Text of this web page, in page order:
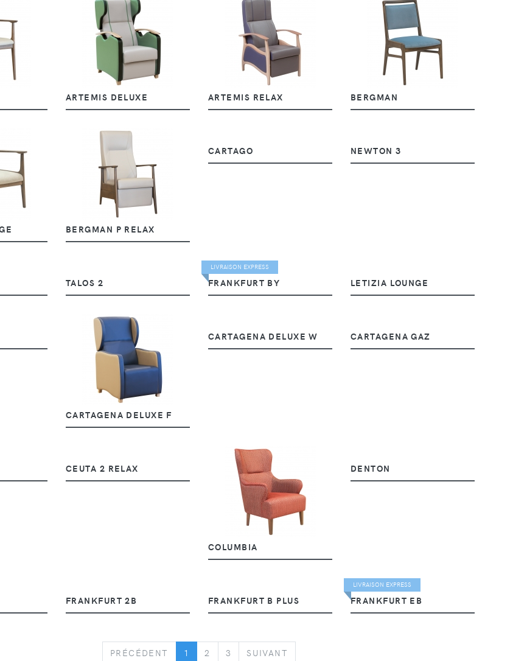
ARTEMIS DELUXE ARTEMIS RELAX BERGMAN
BERGMAN P RELAX
CARTAGO NEWTON 3
TALOS 2
LIVRAISON EXPRESS
FRANKFURT BY LETIZIA LOUNGE
CARTAGENA DELUXE F
CARTAGENA DELUXE W CARTAGENA GAZ
CEUTA 2 RELAX
COLUMBIA
DENTON
FRANKFURT 2B FRANKFURT B PLUS
LIVRAISON EXPRESS
FRANKFURT EB
PRÉCÉDENT PREVIOUS
1 2 3 SUIVANT